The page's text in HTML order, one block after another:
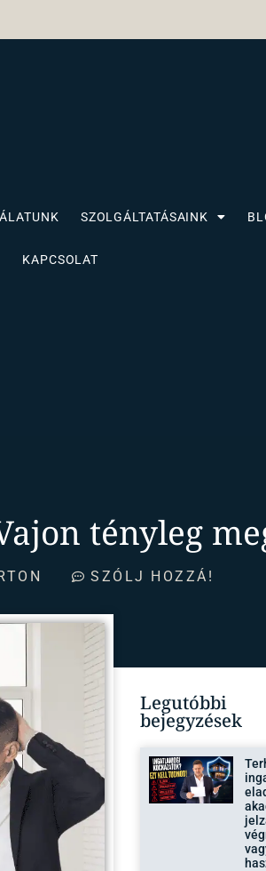
SZOLGÁLTATÁSAINK
KAPCSOLAT
tényleg
SZÓLJ HOZZÁ!
Legutóbbi
bejegyzések